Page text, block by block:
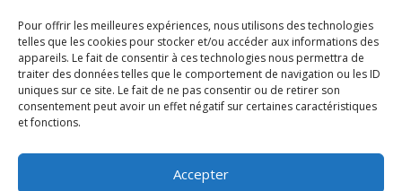
Pour offrir les meilleures expériences, nous utilisons des technologies
telles que les cookies pour stocker et/ou accéder aux informations des
appareils. Le fait de consentir à ces technologies nous permettra de
traiter des données telles que le comportement de navigation ou les ID
uniques sur ce site. Le fait de ne pas consentir ou de retirer son
consentement peut avoir un effet négatif sur certaines caractéristiques
et fonctions.
Accepter